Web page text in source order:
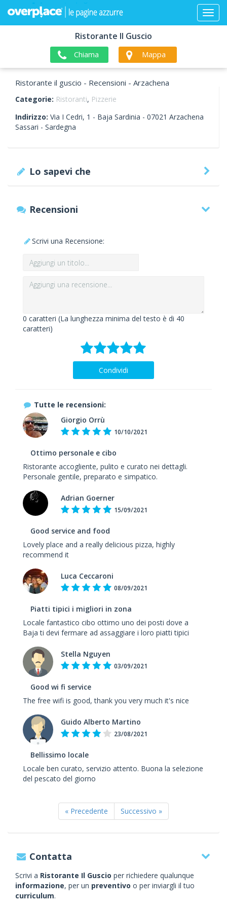
Ristorante Il Guscio
Chiama Mappa
Ristorante il guscio - Recensioni - Arzachena
Categorie: Ristoranti, Pizzerie
Indirizzo: Via I Cedri, 1 - Baja Sardinia - 07021 Arzachena
Sassari - Sardegna
Lo sapevi che
Recensioni
Scrivi una Recensione:
0 caratteri (La lunghezza minima del testo è di 40
caratteri)
Condividi
Tutte le recensioni:
Giorgio Orrù
10/10/2021
Ottimo personale e cibo
Ristorante accogliente, pulito e curato nei dettagli.
Personale gentile, preparato e simpatico.
Adrian Goerner
15/09/2021
Good service and food
Lovely place and a really delicious pizza, highly
recommend it
Luca Ceccaroni
08/09/2021
Piatti tipici i migliori in zona
Locale fantastico cibo ottimo uno dei posti dove a
Baja ti devi fermare ad assaggiare i loro piatti tipici
Stella Nguyen
03/09/2021
Good wi fi service
The free wifi is good, thank you very much it's nice
Guido Alberto Martino
23/08/2021
Bellissimo locale
Locale ben curato, servizio attento. Buona la selezione
del pescato del giorno
« Precedente Successivo »
Contatta
Scrivi a Ristorante Il Guscio per richiedere qualunque
informazione, per un preventivo o per inviargli il tuo
curriculum.